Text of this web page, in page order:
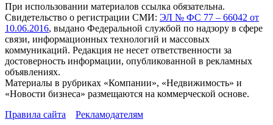
При использовании материалов ссылка обязательна.
Свидетельство о регистрации СМИ: ЭЛ № ФС 77 – 66042 от
10.06.2016, выдано Федеральной службой по надзору в сфере
связи, информационных технологий и массовых
коммуникаций. Редакция не несет ответственности за
достоверность информации, опубликованной в рекламных
объявлениях.
Материалы в рубриках «Компании», «Недвижимость» и
«Новости бизнеса» размещаются на коммерческой основе.
Правила сайта
Рекламодателям